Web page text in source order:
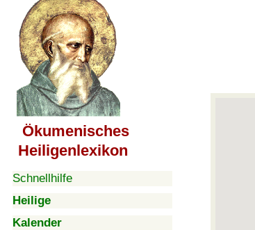
Ökumenisches
Heiligenlexikon
Schnellhilfe
Heilige
Kalender